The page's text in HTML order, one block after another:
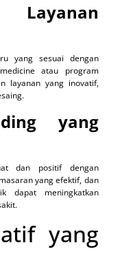
yang sesuai dengan
atau program
layanan yang inovatif,
yang
dan positif dengan
yang efektif, dan
dapat meningkatkan
yang